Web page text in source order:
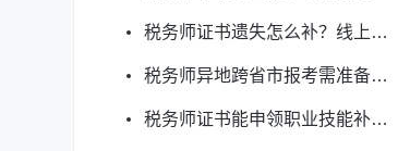
税务师证书遗失怎么补？线上补办流程看这里
税务师异地跨省市报考需准备哪些材料？
税务师证书能申领职业技能补贴吗？答案来了